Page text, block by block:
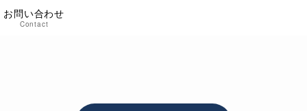
お問い合わせ
Contact